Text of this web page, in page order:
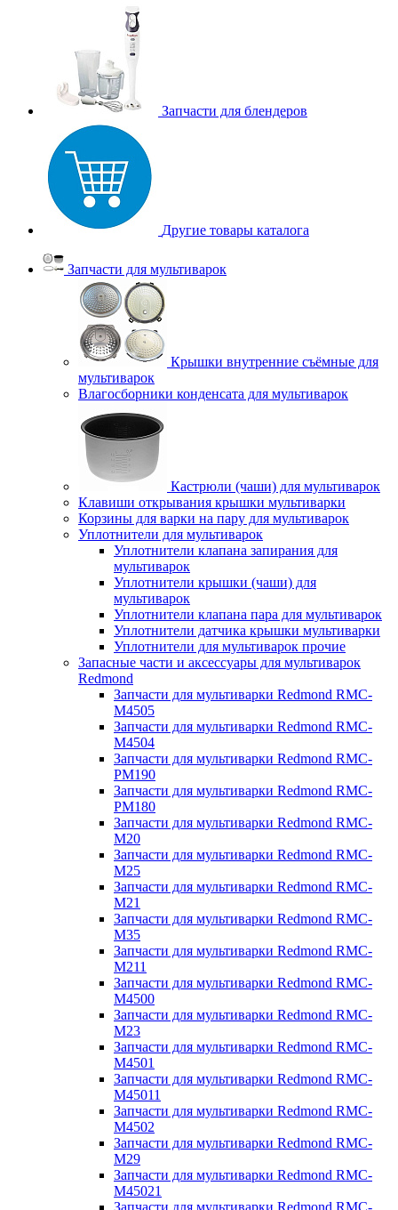
Запчасти для блендеров
Другие товары каталога
Запчасти для мультиварок
Крышки внутренние съёмные для
мультиварок
Влагосборники конденсата для мультиварок
Кастрюли (чаши) для мультиварок
Клавиши открывания крышки мультиварки
Корзины для варки на пару для мультиварок
Уплотнители для мультиварок
Уплотнители клапана запирания для
мультиварок
Уплотнители крышки (чаши) для
мультиварок
Уплотнители клапана пара для мультиварок
Уплотнители датчика крышки мультиварки
Уплотнители для мультиварок прочие
Запасные части и аксессуары для мультиварок
Redmond
Запчасти для мультиварки Redmond RMC-
M4505
Запчасти для мультиварки Redmond RMC-
M4504
Запчасти для мультиварки Redmond RMC-
PM190
Запчасти для мультиварки Redmond RMC-
PM180
Запчасти для мультиварки Redmond RMC-
M20
Запчасти для мультиварки Redmond RMC-
M25
Запчасти для мультиварки Redmond RMC-
M21
Запчасти для мультиварки Redmond RMC-
M35
Запчасти для мультиварки Redmond RMC-
M211
Запчасти для мультиварки Redmond RMC-
M4500
Запчасти для мультиварки Redmond RMC-
M23
Запчасти для мультиварки Redmond RMC-
M4501
Запчасти для мультиварки Redmond RMC-
M45011
Запчасти для мультиварки Redmond RMC-
M4502
Запчасти для мультиварки Redmond RMC-
M29
Запчасти для мультиварки Redmond RMC-
M45021
Запчасти для мультиварки Redmond RMC-